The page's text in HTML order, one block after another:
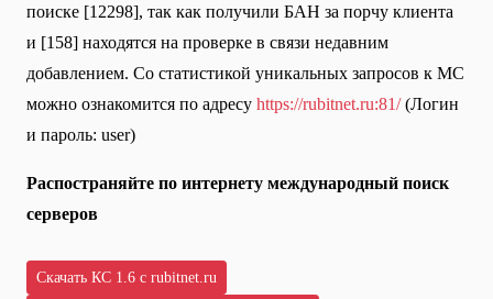
поиске [12298], так как получили БАН за порчу клиента
и [158] находятся на проверке в связи недавним
добавлением. Со статистикой уникальных запросов к МС
можно ознакомится по адресу https://rubitnet.ru:81/(Логин
и пароль: user)
Распостраняйте по интернету международный поиск
серверов
Скачать КС 1.6 с rubitnet.ru